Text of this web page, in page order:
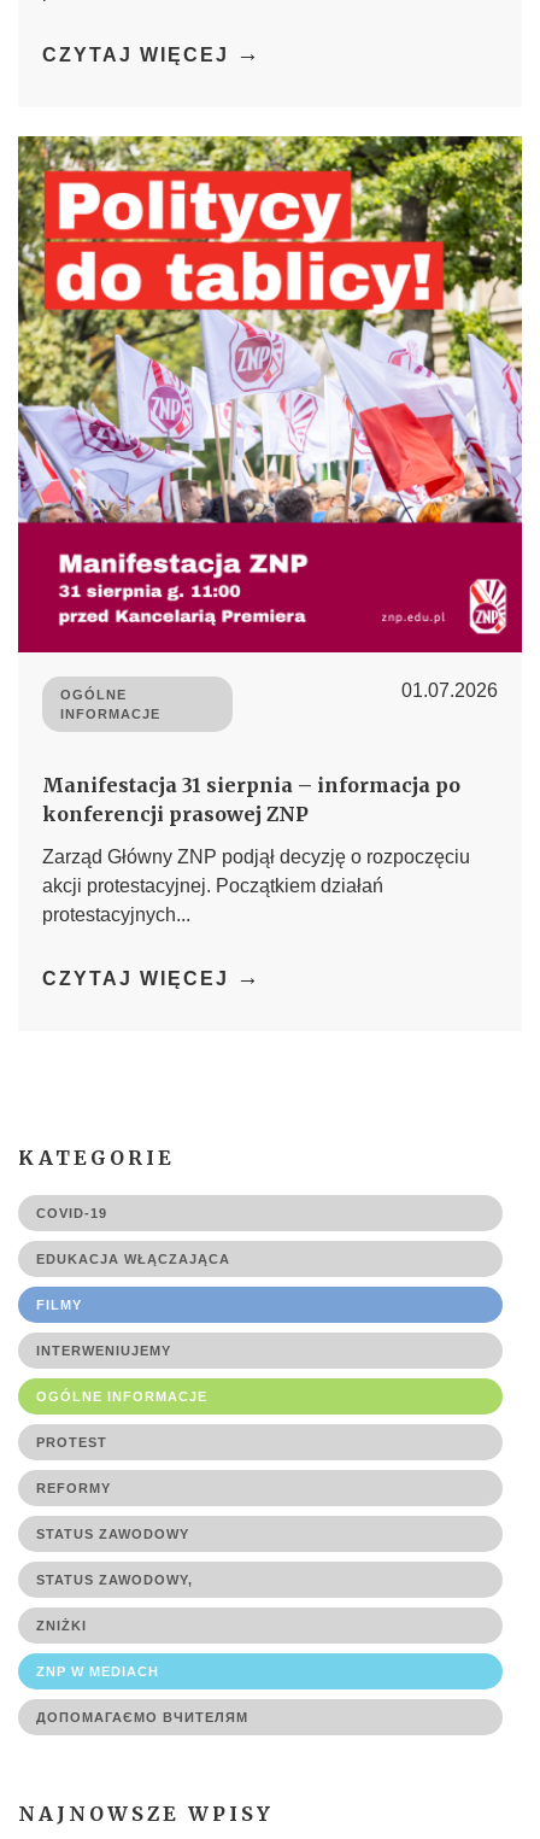
CZYTAJ WIĘCEJ →
OGÓLNE
INFORMACJE
01.07.2026
Manifestacja 31 sierpnia – informacja po
konferencji prasowej ZNP
Zarząd Główny ZNP podjął decyzję o rozpoczęciu
akcji protestacyjnej. Początkiem działań
protestacyjnych...
CZYTAJ WIĘCEJ →
KATEGORIE
COVID-19
EDUKACJA WŁĄCZAJĄCA
FILMY
INTERWENIUJEMY
OGÓLNE INFORMACJE
PROTEST
REFORMY
STATUS ZAWODOWY
STATUS ZAWODOWY,
ZNIŻKI
ZNP W MEDIACH
ДОПОМАГАЄМО ВЧИТЕЛЯМ
NAJNOWSZE WPISY